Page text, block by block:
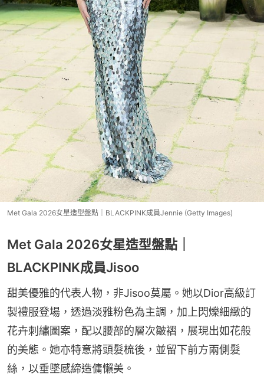
Met Gala 2026女星造型盤點｜BLACKPINK成員Jennie (Getty Images)
Met Gala 2026女星造型盤點｜
BLACKPINK成員Jisoo
甜美優雅的代表人物，非Jisoo莫屬。她以Dior高級訂
製禮服登場，透過淡雅粉色為主調，加上閃爍細緻的
花卉刺繡圖案，配以腰部的層次皺褶，展現出如花般
的美態。她亦特意將頭髮梳後，並留下前方兩側髮
絲，以垂墜感締造傭懶美。